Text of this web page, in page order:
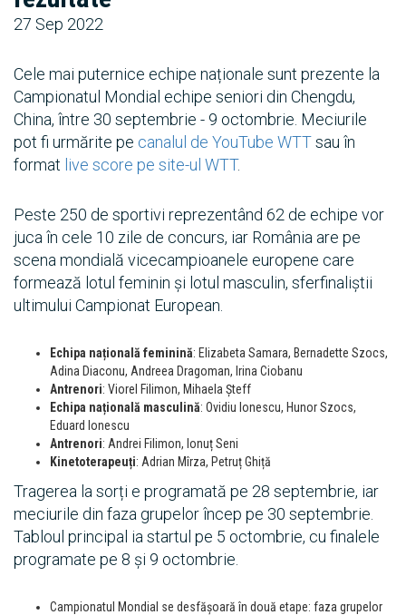
27 Sep 2022
Cele mai puternice echipe naționale sunt prezente la
Campionatul Mondial echipe seniori din Chengdu,
China, între 30 septembrie - 9 octombrie. Meciurile
pot fi urmărite pe canalul de YouTube WTTsau în
format live score pe site-ul WTT.
Peste 250 de sportivi reprezentând 62 de echipe vor
juca în cele 10 zile de concurs, iar România are pe
scena mondială vicecampioanele europene care
formează lotul feminin și lotul masculin, sferfinaliștii
ultimului Campionat European.
Echipa națională feminină: Elizabeta Samara, Bernadette Szocs,
Adina Diaconu, Andreea Dragoman, Irina Ciobanu
Antrenori: Viorel Filimon, Mihaela Șteff
Echipa națională masculină: Ovidiu Ionescu, Hunor Szocs,
Eduard Ionescu
Antrenori: Andrei Filimon, Ionuț Seni
Kinetoterapeuți: Adrian Mîrza, Petruț Ghiță
Tragerea la sorți e programată pe 28 septembrie, iar
meciurile din faza grupelor încep pe 30 septembrie.
Tabloul principal ia startul pe 5 octombrie, cu finalele
programate pe 8 și 9 octombrie.
Campionatul Mondial se desfășoară în două etape: faza grupelor